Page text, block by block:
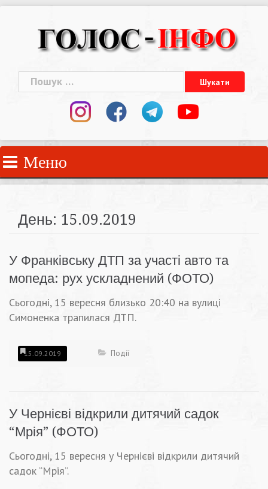
Пошук:
Меню
День: 15.09.2019
У Франківську ДТП за участі авто та
мопеда: рух ускладнений (ФОТО)
Сьогодні, 15 вересня близько 20:40 на вулиці
Симоненка трапилася ДТП.
15.09.2019 Події
У Чернієві відкрили дитячий садок
“Мрія” (ФОТО)
Сьогодні, 15 вересня у Чернієві відкрили дитячий
садок “Мрія”.